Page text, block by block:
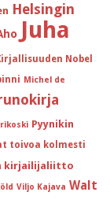
Helsingin
Juha
Nobel
Michel de
Pyynikin
toivoa kolmesti
kirjailijaliitto
Viljo Kajava Walt